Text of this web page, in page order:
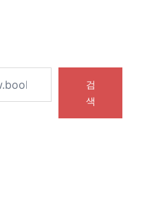
검
색